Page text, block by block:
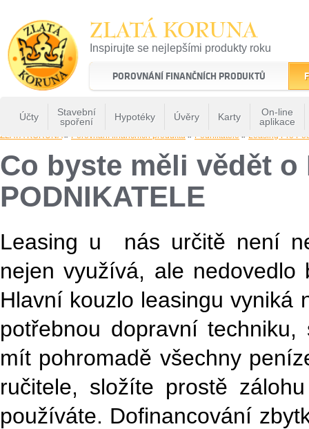
ZLATÁ KORUNA
Inspirujte se nejlepšími produkty roku
22 let tradice a kvality na finančním trhu
POROVNÁNÍ FINANČNÍCH PRODUKTŮ
Účty
Stavební
spoření
Hypotéky Úvěry Karty
On-line
aplikace
ZLATÁ KORUNA» Porovnání finančních produktů » Podnikatelé » Leasing Pro
Co byste měli vědět o
PODNIKATELE
Leasing u nás určitě není
nejen využívá, ale
Hlavní kouzlo leasingu vyniká
potřebnou dopravní
mít pohromadě všechny
ručitele, složíte prostě
používáte. Dofinancování